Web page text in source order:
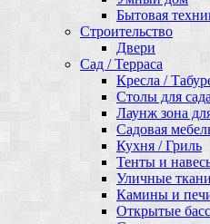
Бытовая
Строительство
Двери
Сад / Терраса
Кресла /
Столы для
Лаунж зона
Садовая
Кухня / Гриль
Тенты и
Уличные ткани
Камины и
Открытые